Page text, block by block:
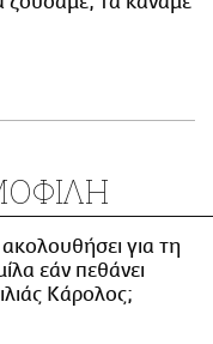
για τη
εάν πεθάνει
Κάρολος;